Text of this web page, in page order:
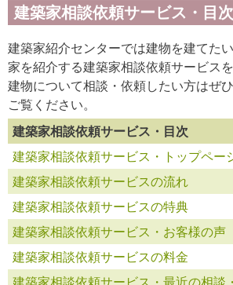
建築家相談依頼サービス・目次
建築家紹介センターでは建物を建てた
家を紹介する建築家相談依頼サービスを
建物について相談・依頼したい方はぜ
ご覧ください。
建築家相談依頼サービス・目次
建築家相談依頼サービス・トップペー
建築家相談依頼サービスの流れ
建築家相談依頼サービスの特典
建築家相談依頼サービス・お客様の声
建築家相談依頼サービスの料金
建築家相談依頼サービス・最近の相談